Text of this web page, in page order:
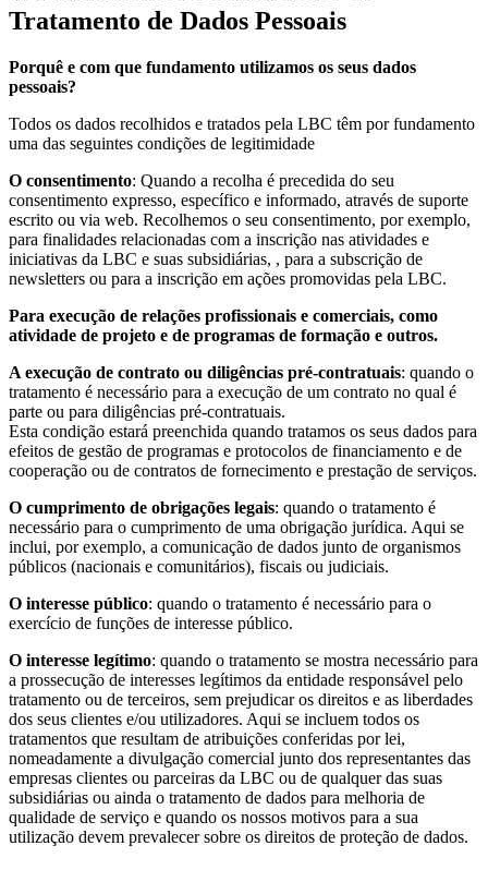
Tratamento de Dados Pessoais
Porquê e com que fundamento utilizamos os seus dados
pessoais?
Todos os dados recolhidos e tratados pela LBC têm por fundamento
uma das seguintes condições de legitimidade
O consentimento: Quando a recolha é precedida do seu
consentimento expresso, específico e informado, através de suporte
escrito ou via web. Recolhemos o seu consentimento, por exemplo,
para finalidades relacionadas com a inscrição nas atividades e
iniciativas da LBC e suas subsidiárias, , para a subscrição de
newsletters ou para a inscrição em ações promovidas pela LBC.
Para execução de relações profissionais e comerciais, como
atividade de projeto e de programas de formação e outros.
A execução de contrato ou diligências pré-contratuais: quando o
tratamento é necessário para a execução de um contrato no qual é
parte ou para diligências pré-contratuais.
Esta condição estará preenchida quando tratamos os seus dados para
efeitos de gestão de programas e protocolos de financiamento e de
cooperação ou de contratos de fornecimento e prestação de serviços.
O cumprimento de obrigações legais: quando o tratamento é
necessário para o cumprimento de uma obrigação jurídica. Aqui se
inclui, por exemplo, a comunicação de dados junto de organismos
públicos (nacionais e comunitários), fiscais ou judiciais.
O interesse público: quando o tratamento é necessário para o
exercício de funções de interesse público.
O interesse legítimo: quando o tratamento se mostra necessário para
a prossecução de interesses legítimos da entidade responsável pelo
tratamento ou de terceiros, sem prejudicar os direitos e as liberdades
dos seus clientes e/ou utilizadores. Aqui se incluem todos os
tratamentos que resultam de atribuições conferidas por lei,
nomeadamente a divulgação comercial junto dos representantes das
empresas clientes ou parceiras da LBC ou de qualquer das suas
subsidiárias ou ainda o tratamento de dados para melhoria de
qualidade de serviço e quando os nossos motivos para a sua
utilização devem prevalecer sobre os direitos de proteção de dados.